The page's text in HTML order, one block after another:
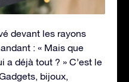
devant les rayons
: « Mais que
a déjà tout ? » C’est le
bijoux,